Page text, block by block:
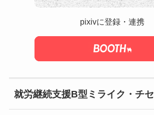
pixivに登録・連携
就労継続支援B型ミライク・チセ